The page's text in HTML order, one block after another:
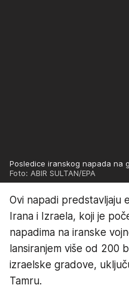
Posledice iranskog napada na
Foto: ABIR SULTAN/EPA
Ovi napadi predstavljaju
Irana i Izraela, koji je
napadima na iranske
lansiranjem više od 200
izraelske gradove,
Tamru.